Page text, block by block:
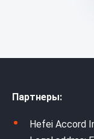
Партнеры:
Hefei Accord